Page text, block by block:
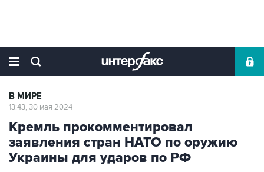
В МИРЕ
13:43, 30 мая 2024
Кремль прокомментировал
заявления стран НАТО по оружию
Украины для ударов по РФ